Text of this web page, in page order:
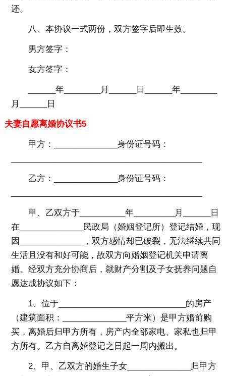
还。
八、本协议一式两份，双方签字后即生效。
男方签字：
女方签字：
______年________月______日______年________
月______日
夫妻自愿离婚协议书5
甲方：______________身份证号码：
乙方：______________身份证号码：
甲、乙双方于__________年_________月______日
在______________民政局（婚姻登记所）登记结婚，现
因______________，双方感情却已破裂，无法继续共同
生活且没有和好可能，故双方向婚姻登记机关申请离
婚。经双方充分协商后，就财产分割及子女抚养问题自
愿达成协议如下：
1、位于____________________________的房产
（建筑面积：______________平方米）是甲方婚前购
买，离婚后归甲方所有，房产内全部家电、家私也归甲
方所有。乙方自离婚登记之日起一周内搬出。
2、甲、乙双方的婚生子女______________归甲方